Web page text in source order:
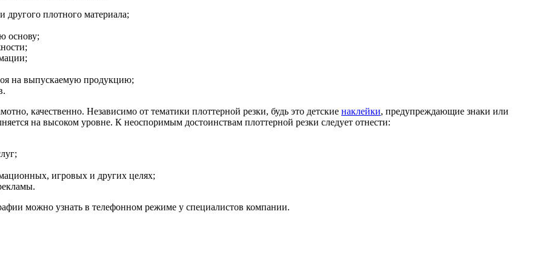
плотного материала;
основу;
на выпускаемую продукцию;
качественно. Независимо от тематики плоттерной резки, будь это детские наклейки, предупреждающие знаки или
на высоком уровне. К неоспоримым достоинствам плоттерной резки следует отнести:
игровых и других целях;
можно узнать в телефонном режиме у специалистов компании.